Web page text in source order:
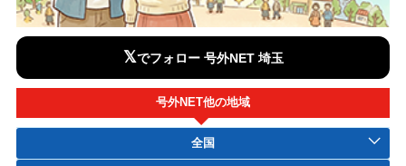
𝕏でフォロー 号外NET 埼玉
号外NET他の地域
全国